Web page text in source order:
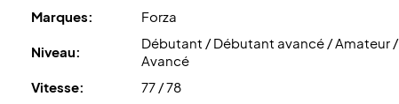
Marques: Forza
Niveau:
Débutant / Débutant avancé / Amateur /
Avancé
Vitesse:
77 / 78